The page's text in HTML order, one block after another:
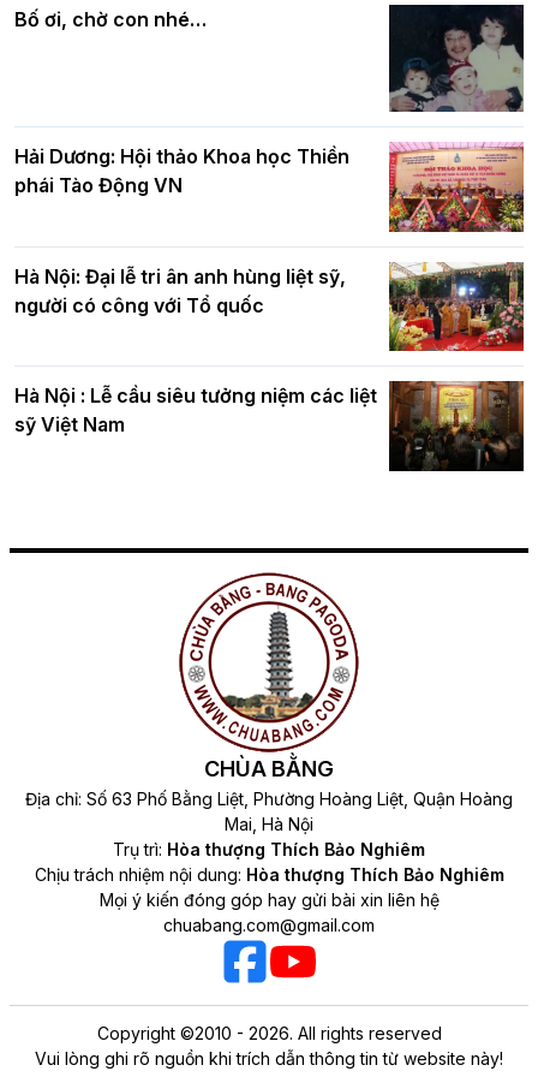
nhân mùa Phật đản PL.2570
quả
Bố ơi, chờ con nhé…
Hải Dương: Hội thảo Khoa học Thiền
phái Tào Động VN
Hà Nội: Đại lễ tri ân anh hùng liệt sỹ,
người có công với Tổ quốc
Hà Nội : Lễ cầu siêu tưởng niệm các liệt
sỹ Việt Nam
CHÙA BẰNG
Địa chỉ: Số 63 Phố Bằng Liệt, Phường Hoàng Liệt, Quận Hoàng
Mai, Hà Nội
Trụ trì: Hòa thượng Thích Bảo Nghiêm
Chịu trách nhiệm nội dung: Hòa thượng Thích Bảo Nghiêm
Mọi ý kiến đóng góp hay gửi bài xin liên hệ
chuabang.com@gmail.com
Copyright ©2010 - 2026. All rights reserved
Vui lòng ghi rõ nguồn khi trích dẫn thông tin từ website này!